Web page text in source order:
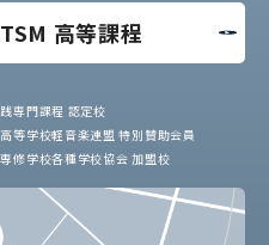
TSM 高等課程
専門課程 認定校
等学校軽音楽連盟 特別賛助会員
修学校各種学校協会 加盟校